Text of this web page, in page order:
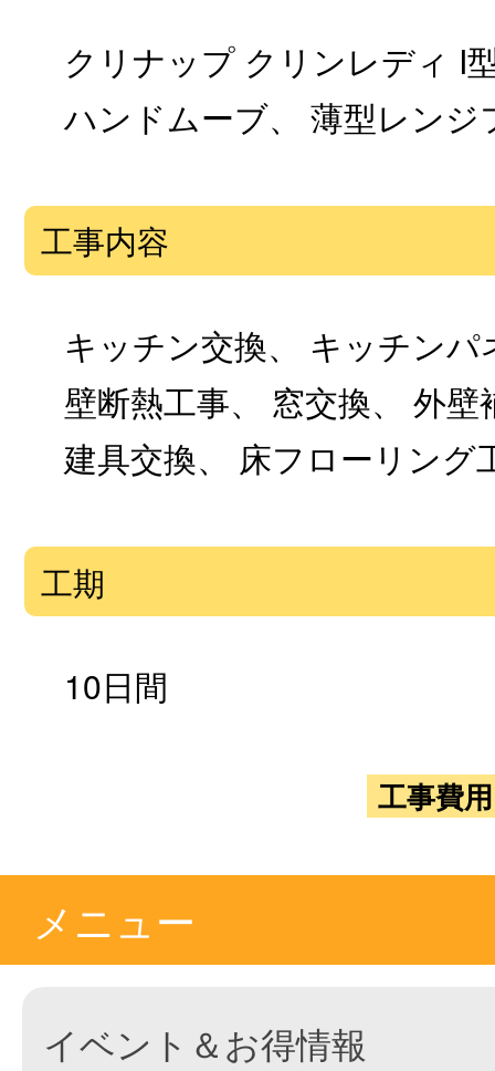
クリナップ クリンレディ I
ハンドムーブ、 薄型レンジ
工事内容
キッチン交換、 キッチン
壁断熱工事、 窓交換、 外
建具交換、 床フローリング
工期
10日間
工事費用
メニュー
イベント＆お得情報